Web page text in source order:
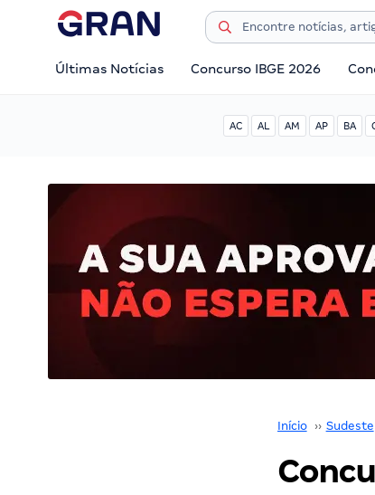
Últimas Notícias Concurso IBGE 2026
AC AL AM AP BA
Início ›› Sudeste